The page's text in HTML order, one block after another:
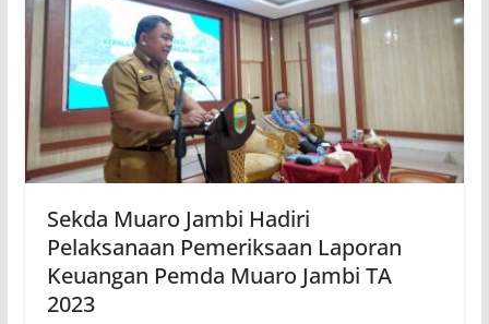
Sekda Muaro Jambi Hadiri
Pelaksanaan Pemeriksaan Laporan
Keuangan Pemda Muaro Jambi TA
2023